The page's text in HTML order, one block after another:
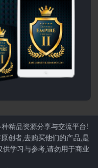
精品资源分享与交流平台!
创者,去购买他们的产品,是
学习与参考,请勿用于商业